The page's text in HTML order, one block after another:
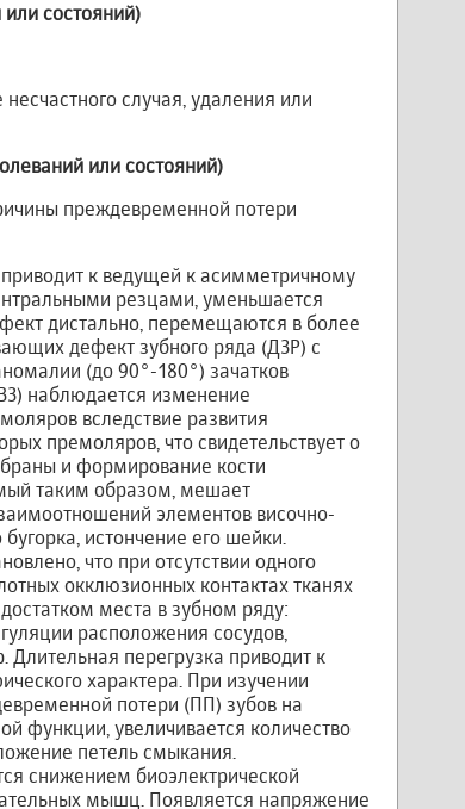
состояний)
случая, удаления или
или состояний)
преждевременной потери
к ведущей к асимметричному
резцами, уменьшается
дистально, перемещаются в более
дефект зубного ряда (ДЗР) с
(до 90°-180°) зачатков
наблюдается изменение
вследствие развития
премоляров, что свидетельствует о
и формирование кости
таким образом, мешает
элементов височно-
истончение его шейки.
что при отсутствии одного
окклюзионных контактах тканях
места в зубном ряду:
расположения сосудов,
перегрузка приводит к
характера. При изучении
потери (ПП) зубов на
функции, увеличивается количество
петель смыкания.
снижением биоэлектрической
мышц. Появляется напряжение